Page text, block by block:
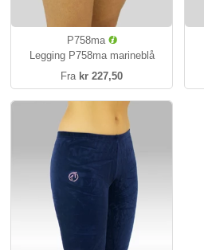
P758ma
Legging P758ma marineblå
Fra kr 227,50